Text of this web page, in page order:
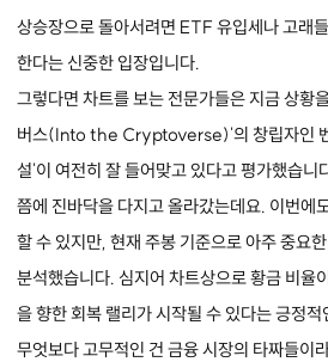
상승장으로 돌아서려면 ETF 유입세나 고래
한다는 신중한 입장입니다.
그렇다면 차트를 보는 전문가들은 지금 상황
버스(Into the Cryptoverse)'의 창립자인
설'이 여전히 잘 들어맞고 있다고 평가했습
쯤에 진바닥을 다지고 올라갔는데요. 이번에
할 수 있지만, 현재 주봉 기준으로 아주 중요
분석했습니다. 심지어 차트상으로 황금 비율
을 향한 회복 랠리가 시작될 수 있다는 긍정
무엇보다 고무적인 건 금융 시장의 타짜들이